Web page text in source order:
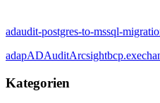
adaudit-postgres-to-mssql-
adapADAuditArcsightbcp.exe
Kategorien